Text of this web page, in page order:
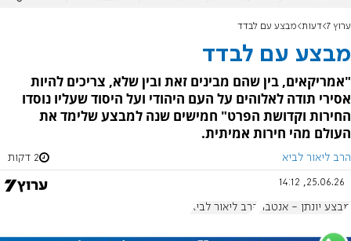
ערוץ 7 דעות מבצע עם לבדד
מבצע עם לבדד
"אמריקאים, בין שהם מבינים זאת ובין שלא, צריכים להיות
אסירי תודה לאלוהים על העם היהודי ועל היסוד שעליו נוסדו
החירות וקדושת הפרט" חמישים שנה למבצע שלימד את
העולם מהי חירות אמיתית.
הרב ליאור לביא 2 דקות
25.06.26, 14:12
מבצע יונתן - אנטבה הרב ליאור לביא